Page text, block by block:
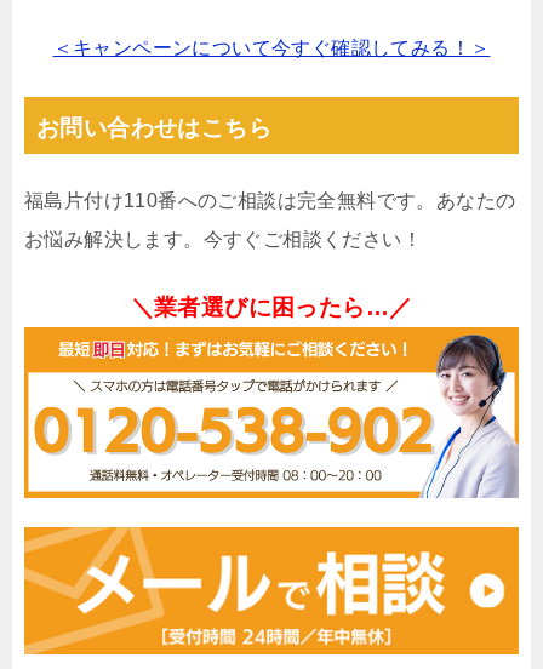
＜キャンペーンについて今すぐ確認してみる！＞
お問い合わせはこちら
福島片付け110番へのご相談は完全無料です。あなたの
お悩み解決します。今すぐご相談ください！
＼業者選びに困ったら…／